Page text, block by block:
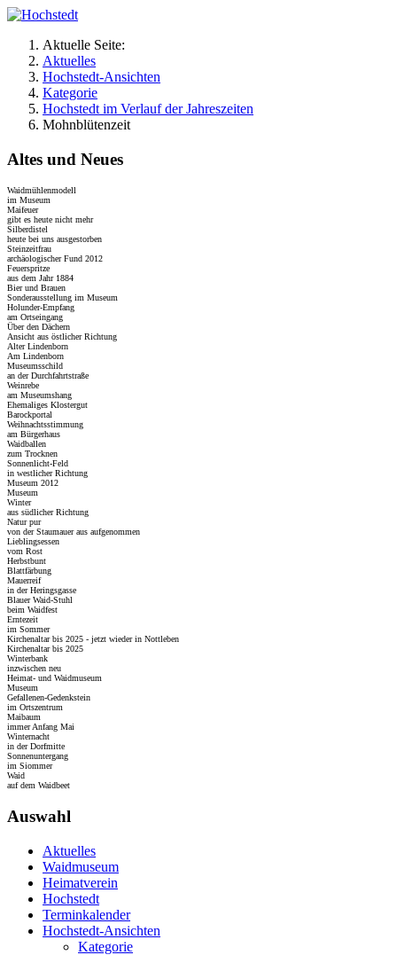
Aktuelle Seite:
Aktuelles
Hochstedt-Ansichten
Kategorie
Hochstedt im Verlauf der Jahreszeiten
Mohnblütenzeit
Altes und Neues
Waidmühlenmodell
im Museum
Maifeuer
gibt es heute nicht mehr
Silberdistel
heute bei uns ausgestorben
Steinzeitfrau
archäologischer Fund 2012
Feuerspritze
aus dem Jahr 1884
Bier und Brauen
Sonderausstellung im Museum
Holunder-Empfang
am Ortseingang
Über den Dächern
Ansicht aus östlicher Richtung
Alter Lindenborn
Am Lindenborn
Museumsschild
an der Durchfahrtstraße
Weinrebe
am Museumshang
Ehemaliges Klostergut
Barockportal
Weihnachtsstimmung
am Bürgerhaus
Waidballen
zum Trocknen
Sonnenlicht-Feld
in westlicher Richtung
Museum 2012
Museum
Winter
aus südlicher Richtung
Natur pur
von der Staumauer aus aufgenommen
Lieblingsessen
vom Rost
Herbstbunt
Blattfärbung
Mauerreif
in der Heringsgasse
Blauer Waid-Stuhl
beim Waidfest
Erntezeit
im Sommer
Kirchenaltar bis 2025 - jetzt wieder in Nottleben
Kirchenaltar bis 2025
Winterbank
inzwischen neu
Heimat- und Waidmuseum
Museum
Gefallenen-Gedenkstein
im Ortszentrum
Maibaum
immer Anfang Mai
Winternacht
in der Dorfmitte
Sonnenuntergang
im Siommer
Waid
auf dem Waidbeet
Auswahl
Aktuelles
Waidmuseum
Heimatverein
Hochstedt
Terminkalender
Hochstedt-Ansichten
Kategorie